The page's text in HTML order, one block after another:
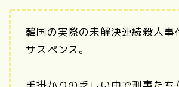
韓国の実際の未解決連続殺人事
サスペンス。